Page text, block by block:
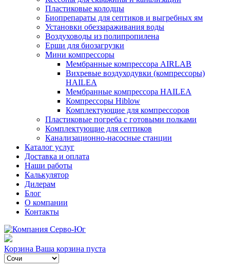
Пластиковые колодцы
Биопрепараты для септиков и выгребных ям
Установки обеззараживания воды
Воздуховоды из полипропилена
Ерши для биозагрузки
Мини компрессоры
Мембранные компрессора AIRLAB
Вихревые воздуходувки (компрессоры)
HAILEA
Мембранные компрессора HAILEA
Компрессоры Hiblow
Комплектующие для компрессоров
Пластиковые погреба с готовыми полками
Комплектующие для септиков
Канализационно-насосные станции
Каталог услуг
Доставка и оплата
Наши работы
Калькулятор
Дилерам
Блог
О компании
Контакты
Корзина Ваша корзина пуста